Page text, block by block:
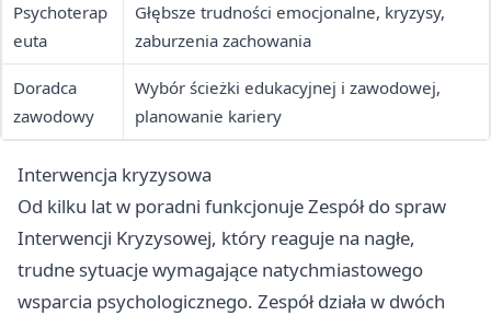
Psychoterap
euta
Głębsze trudności emocjonalne, kryzysy,
zaburzenia zachowania
Doradca
zawodowy
Wybór ścieżki edukacyjnej i zawodowej,
planowanie kariery
Interwencja kryzysowa
Od kilku lat w poradni funkcjonuje Zespół do spraw
Interwencji Kryzysowej, który reaguje na nagłe,
trudne sytuacje wymagające natychmiastowego
wsparcia psychologicznego. Zespół działa w dwóch